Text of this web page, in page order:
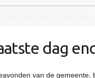
dag
van de